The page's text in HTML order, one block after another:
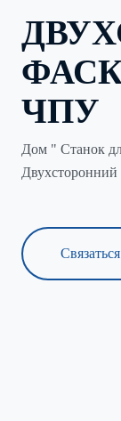
ЧПУ
Дом " Станок